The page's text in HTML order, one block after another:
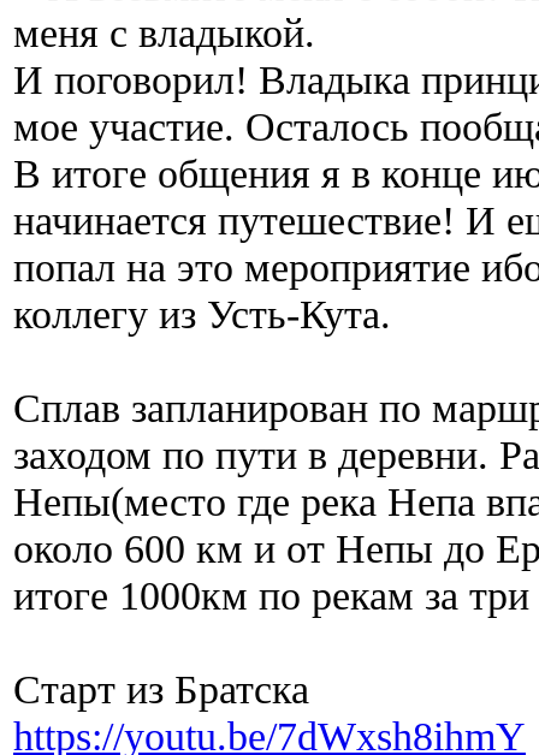
меня с владыкой.
И поговорил! Владыка
мое участие. Осталось
В итоге общения я в конце
начинается путешествие! И
попал на это мероприятие
коллегу из Усть-Кута.
Сплав запланирован по
заходом по пути в деревни.
Непы(место где река Непа
около 600 км и от Непы до
итоге 1000км по рекам за
Старт из Братска
https://youtu.be/7dWxsh8ihmY